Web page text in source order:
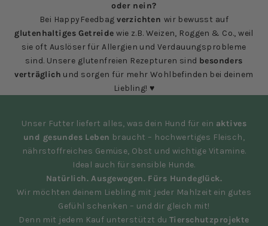
oder nein?
Bei HappyFeedbagverzichten wir bewusst auf
glutenhaltiges Getreide wie z.B. Weizen, Roggen & Co., weil
sie oft Auslöser für Allergien und Verdauungsprobleme
sind. Unsere glutenfreien Rezepturen sind besonders
verträglich und sorgen für mehr Wohlbefinden bei deinem
Liebling! ♥
Unser Futter liefert alles, was dein Hund für ein aktives
und gesundes Leben braucht – hochwertiges Fleisch,
nährstoffreiches Gemüse, Obst und wichtige Vitamine.
Ideal auch für sensible Hunde.
Natürlich. Ausgewogen. Fürs Hundeglück.
Wir möchten deinem Liebling mit jeder Mahlzeit ein gutes
Gefühl schenken – und dir gleich mit!
Denn mit jedem Kauf unterstützt duTierschutzprojekte